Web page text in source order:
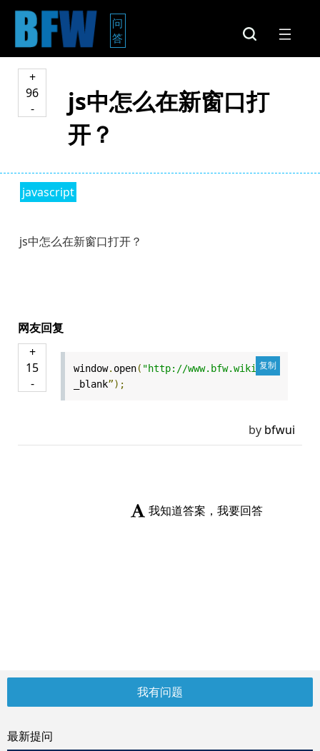
问
答
+
96
-
js中怎么在新窗口打
开？
javascript
js中怎么在新窗口打开？
网友回复
+
15
-
window. open( "http://www.bfw.wiki"，“
_blank”);
by bfwui
我知道答案，我要回答
我有问题
最新提问